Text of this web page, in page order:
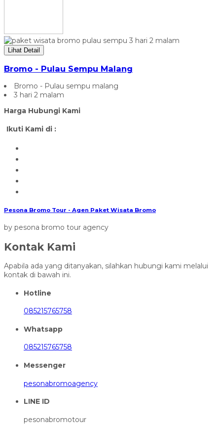
Lihat Detail
Bromo - Pulau Sempu Malang
Bromo - Pulau sempu malang
3 hari 2 malam
Harga Hubungi Kami
Ikuti Kami di :
Pesona Bromo Tour - Agen Paket Wisata Bromo
by pesona bromo tour agency
Kontak Kami
Apabila ada yang ditanyakan, silahkan hubungi kami melalui
kontak di bawah ini.
Hotline
085215765758
Whatsapp
085215765758
Messenger
pesonabromoagency
LINE ID
pesonabromotour